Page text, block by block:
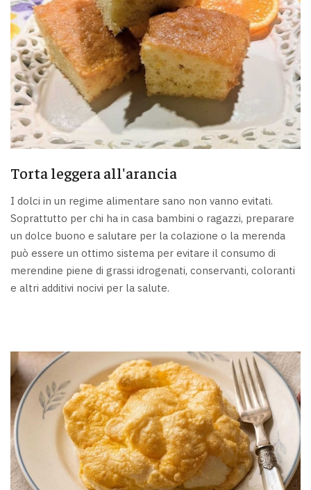
Torta leggera all'arancia
I dolci in un regime alimentare sano non vanno evitati.
Soprattutto per chi ha in casa bambini o ragazzi, preparare
un dolce buono e salutare per la colazione o la merenda
può essere un ottimo sistema per evitare il consumo di
merendine piene di grassi idrogenati, conservanti, coloranti
e altri additivi nocivi per la salute.